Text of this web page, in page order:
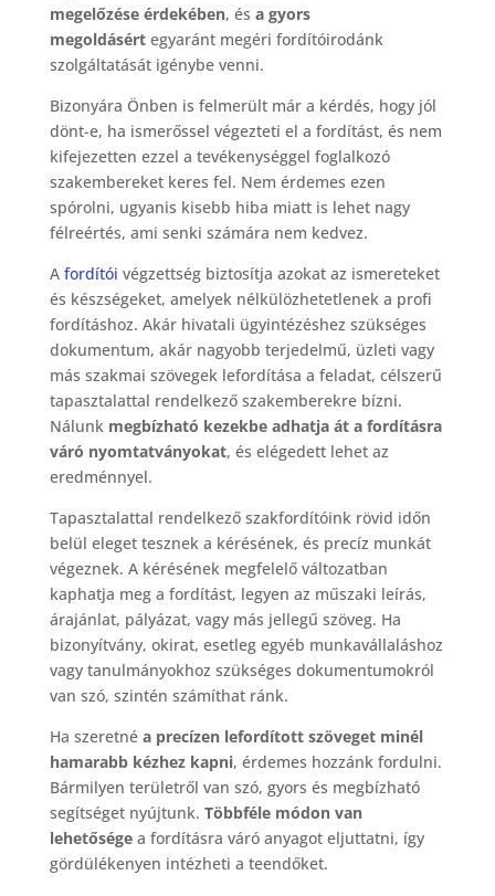
megelőzése érdekében, és a gyors
megoldásértegyaránt megéri fordítóirodánk
szolgáltatását igénybe venni.
Bizonyára Önben is felmerült már a kérdés, hogy jól
dönt-e, ha ismerőssel végezteti el a fordítást, és nem
kifejezetten ezzel a tevékenységgel foglalkozó
szakembereket keres fel. Nem érdemes ezen
spórolni, ugyanis kisebb hiba miatt is lehet nagy
félreértés, ami senki számára nem kedvez.
A fordítói végzettség biztosítja azokat az ismereteket
és készségeket, amelyek nélkülözhetetlenek a profi
fordításhoz. Akár hivatali ügyintézéshez szükséges
dokumentum, akár nagyobb terjedelmű, üzleti vagy
más szakmai szövegek lefordítása a feladat, célszerű
tapasztalattal rendelkező szakemberekre bízni.
Nálunk megbízható kezekbe adhatja át a fordításra
váró nyomtatványokat, és elégedett lehet az
eredménnyel.
Tapasztalattal rendelkező szakfordítóink rövid időn
belül eleget tesznek a kérésének, és precíz munkát
végeznek. A kérésének megfelelő változatban
kaphatja meg a fordítást, legyen az műszaki leírás,
árajánlat, pályázat, vagy más jellegű szöveg. Ha
bizonyítvány, okirat, esetleg egyéb munkavállaláshoz
vagy tanulmányokhoz szükséges dokumentumokról
van szó, szintén számíthat ránk.
Ha szeretnéa precízen lefordított szöveget minél
hamarabb kézhez kapni, érdemes hozzánk fordulni.
Bármilyen területről van szó, gyors és megbízható
segítséget nyújtunk. Többféle módon van
lehetősége a fordításra váró anyagot eljuttatni, így
gördülékenyen intézheti a teendőket.